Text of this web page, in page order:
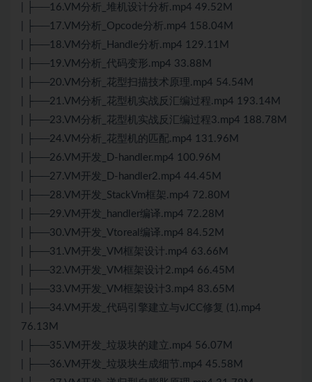
| ├──16.VM分析_堆机设计分析.mp4 49.52M
| ├──17.VM分析_Opcode分析.mp4 158.04M
| ├──18.VM分析_Handle分析.mp4 129.11M
| ├──19.VM分析_代码变形.mp4 33.88M
| ├──20.VM分析_花型扫描技术原理.mp4 54.54M
| ├──21.VM分析_花型机实战反汇编过程.mp4 193.14M
| ├──23.VM分析_花型机实战反汇编过程3.mp4 188.78M
| ├──24.VM分析_花型机的匹配.mp4 131.96M
| ├──26.VM开发_D-handler.mp4 100.96M
| ├──27.VM开发_D-handler2.mp4 44.45M
| ├──28.VM开发_StackVm框架.mp4 72.80M
| ├──29.VM开发_handler编译.mp4 72.28M
| ├──30.VM开发_Vtoreal编译.mp4 84.52M
| ├──31.VM开发_VM框架设计.mp4 63.66M
| ├──32.VM开发_VM框架设计2.mp4 66.45M
| ├──33.VM开发_VM框架设计3.mp4 83.65M
| ├──34.VM开发_代码引擎建立与vJCC修复 (1).mp4
76.13M
| ├──35.VM开发_垃圾块的建立.mp4 56.07M
| ├──36.VM开发_垃圾块生成细节.mp4 45.58M